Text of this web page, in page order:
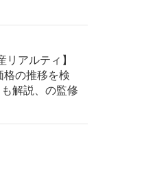
アルティ】
格の推移を検
解説、の監修